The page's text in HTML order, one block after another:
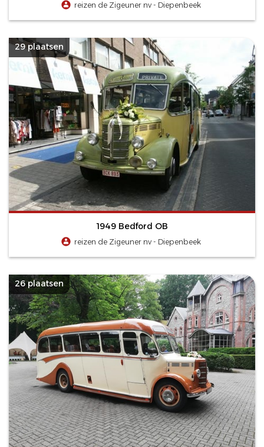
reizen de Zigeuner nv - Diepenbeek
29 plaatsen
1949 Bedford OB
reizen de Zigeuner nv - Diepenbeek
26 plaatsen